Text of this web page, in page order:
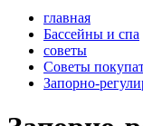
главная
Бассейны и спа
советы
Советы
Запорно-